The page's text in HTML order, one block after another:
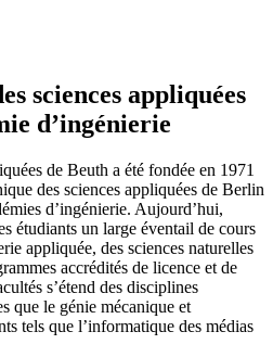
sciences appliquées
d’ingénierie
de Beuth a été fondée en 1971
des sciences appliquées de Berlin
d’ingénierie. Aujourd’hui,
étudiants un large éventail de cours
appliquée, des sciences naturelles
accrédités de licence et de
s’étend des disciplines
que le génie mécanique et
tels que l’informatique des médias